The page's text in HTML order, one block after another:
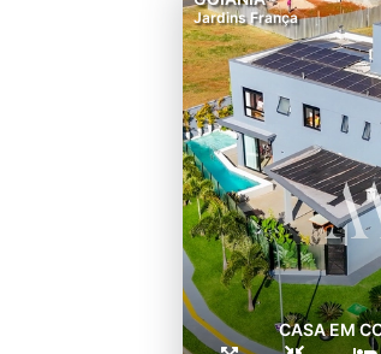
Jardins França
CASA EM